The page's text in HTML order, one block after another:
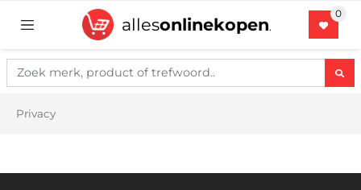
allesonlinekopen.
Privacy